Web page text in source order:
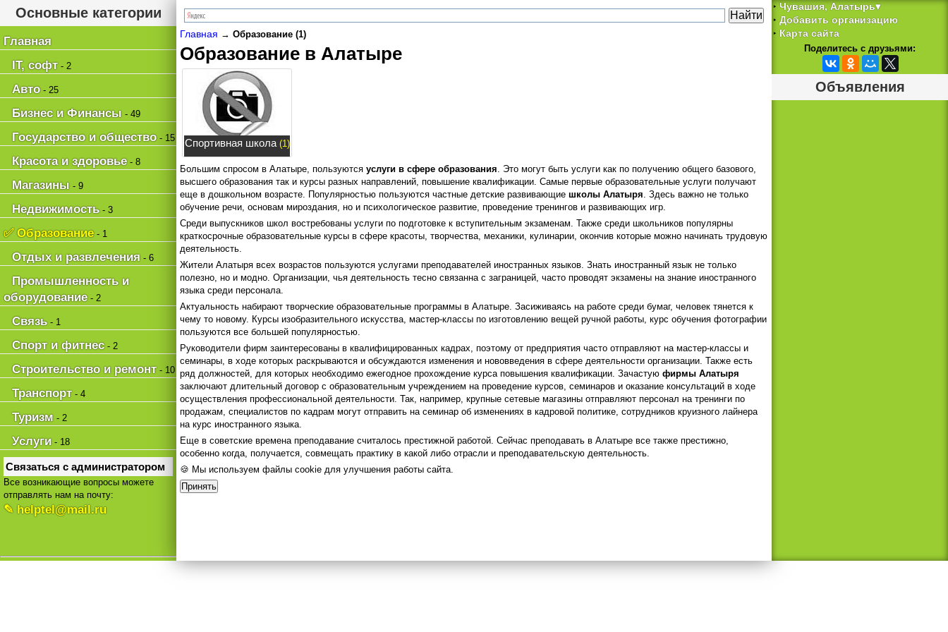
Основные категории
Главная
IT, софт- 2
Авто- 25
Бизнес и Финансы - 49
Государство и общество- 15
Красота и здоровье- 8
Магазины - 9
Недвижимость- 3
✅ Образование- 1
Отдых и развлечения - 6
Промышленность и
оборудование- 2
Связь- 1
Спорт и фитнес- 2
Строительство и ремонт- 10
Транспорт- 4
Туризм - 2
Услуги - 18
Связаться с администратором
Все возникающие вопросы можете
отправлять нам на почту:
✎ helptel@mail.ru
Главная → Образование (1)
Образование в Алатыре
Спортивная школа(1)
Большим спросом в Алатыре, пользуются услуги в сфере образования. Это могут быть услуги как по получению общего базового,
высшего образования так и курсы разных направлений, повышение квалификации. Самые первые образовательные услуги получают
еще в дошкольном возрасте. Популярностью пользуются частные детские развивающие школы Алатыря. Здесь важно не только
обучение речи, основам мироздания, но и психологическое развитие, проведение тренингов и развивающих игр.
Среди выпускников школ востребованы услуги по подготовке к вступительным экзаменам. Также среди школьников популярны
краткосрочные образовательные курсы в сфере красоты, творчества, механики, кулинарии, окончив которые можно начинать трудовую
деятельность.
Жители Алатыря всех возрастов пользуются услугами преподавателей иностранных языков. Знать иностранный язык не только
полезно, но и модно. Организации, чья деятельность тесно связанна с заграницей, часто проводят экзамены на знание иностранного
языка среди персонала.
Актуальность набирают творческие образовательные программы в Алатыре. Засиживаясь на работе среди бумаг, человек тянется к
чему то новому. Курсы изобразительного искусства, мастер-классы по изготовлению вещей ручной работы, курс обучения фотографии
пользуются все большей популярностью.
Руководители фирм заинтересованы в квалифицированных кадрах, поэтому от предприятия часто отправляют на мастер-классы и
семинары, в ходе которых раскрываются и обсуждаются изменения и нововведения в сфере деятельности организации. Также есть
ряд должностей, для которых необходимо ежегодное прохождение курса повышения квалификации. Зачастую фирмы Алатыря
заключают длительный договор с образовательным учреждением на проведение курсов, семинаров и оказание консультаций в ходе
осуществления профессиональной деятельности. Так, например, крупные сетевые магазины отправляют персонал на тренинги по
продажам, специалистов по кадрам могут отправить на семинар об изменениях в кадровой политике, сотрудников круизного лайнера
на курс иностранного языка.
Еще в советские времена преподавание считалось престижной работой. Сейчас преподавать в Алатыре все также престижно,
особенно когда, получается, совмещать практику в какой либо отрасли и преподавательскую деятельность.
🍪 Мы используем файлы cookie для улучшения работы сайта.
Принять
‣ Чувашия, Алатырь▾
‣ Добавить организацию
‣ Карта сайта
Поделитесь с друзьями:
Объявления